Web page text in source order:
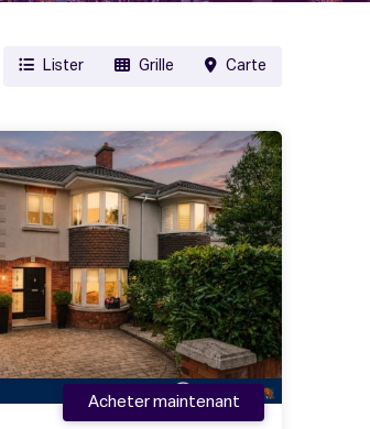
Lister Grille Carte
Acheter maintenant